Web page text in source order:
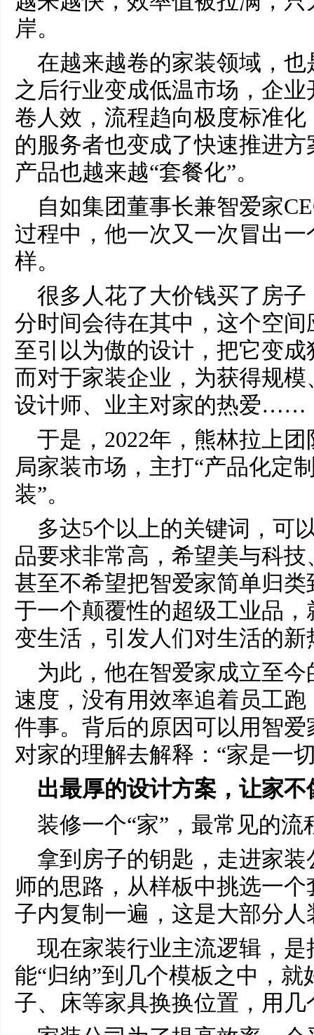
岸。
在越来越卷的家装领域，也
之后行业变成低温市场，企
卷人效，流程趋向极度标准
的服务者也变成了快速推进方
产品也越来越“套餐化”。
自如集团董事长兼智爱家
过程中，他一次又一次冒出
样。
很多人花了大价钱买了房
分时间会待在其中，这个空
至引以为傲的设计，把它变
而对于家装企业，为获得规
设计师、业主对家的热爱……
于是，2022年，熊林拉上
局家装市场，主打“产品化定
装”。
多达5个以上的关键词，可
品要求非常高，希望美与科
甚至不希望把智爱家简单归
于一个颠覆性的超级工业品
变生活，引发人们对生活的新
为此，他在智爱家成立至
速度，没有用效率追着员工
件事。背后的原因可以用智
对家的理解去解释：“家是一
出最厚的设计方案，让家不
装修一个“家”，最常见的流
拿到房子的钥匙，走进家
师的思路，从样板中挑选一
子内复制一遍，这是大部分人
现在家装行业主流逻辑，
能“归纳”到几个模板之中，
子、床等家具换换位置，用